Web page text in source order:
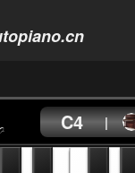
C4 |